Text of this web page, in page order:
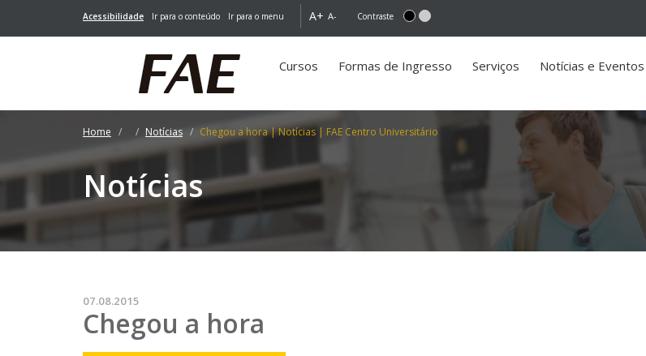
Acessibilidade Ir para o conteúdo Ir para o menu A+ A- Contraste
Cursos Formas de Ingresso Serviços Notícias e Eventos
Home Notícias Chegou a hora | Notícias | FAE Centro Universitário
Notícias
07.08.2015
Chegou a hora